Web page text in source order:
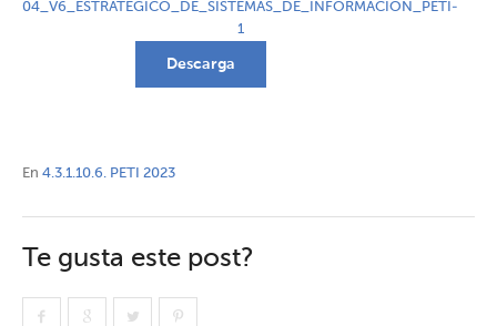
04_V6_ESTRATEGICO_DE_SISTEMAS_DE_INFORMACION_PETI-
1
Descarga
En 4.3.1.10.6. PETI 2023
Te gusta este post?